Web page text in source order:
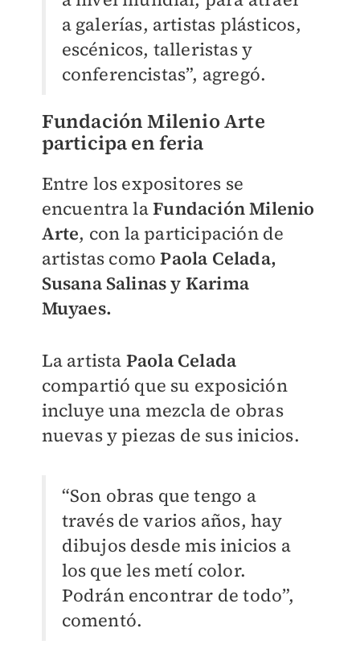
a galerías, artistas plásticos,
escénicos, talleristas y
conferencistas”, agregó.
Fundación Milenio Arte
participa en feria
Entre los expositores se
encuentra laFundación Milenio
Arte, con la participación de
artistas comoPaola Celada,
Susana Salinas y Karima
Muyaes.
La artista Paola Celada
compartió que su exposición
incluye una mezcla de obras
nuevas y piezas de sus inicios.
“Son obras que tengo a
través de varios años, hay
dibujos desde mis inicios a
los que les metí color.
Podrán encontrar de todo”,
comentó.